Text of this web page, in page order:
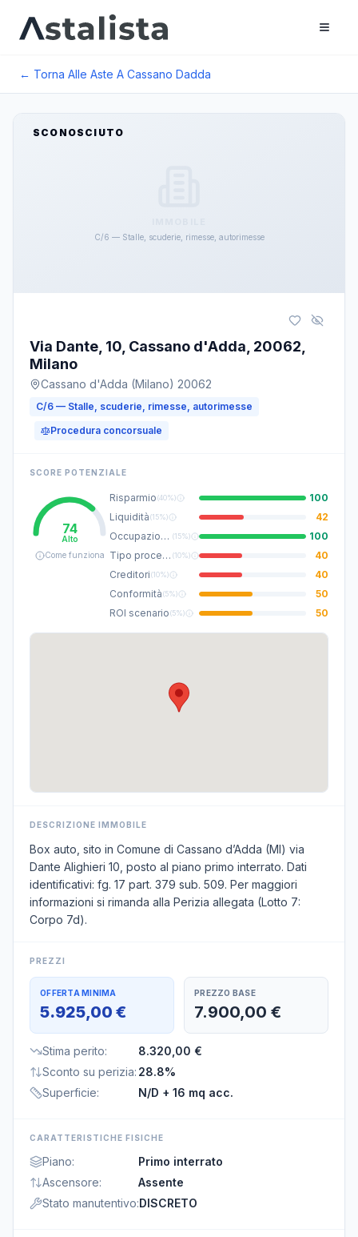
← Torna Alle Aste A Cassano Dadda
C/6 — Stalle, scuderie, rimesse, autorimesse
SCONOSCIUTO
Via Dante, 10, Cassano d'Adda, 20062,
Milano
Cassano d'Adda (Milano) 20062
C/6 — Stalle, scuderie, rimesse, autorimesse
Procedura concorsuale
SCORE POTENZIALE
74
Alto
Come funziona
Risparmio(40%)
100
Liquidità(15%)
42
Occupazione (15%)
100
Tipo procedura (10%)
40
Creditori(10%)
40
Conformità(5%)
50
ROI scenario(5%) 50
DESCRIZIONE IMMOBILE
Box auto, sito in Comune di Cassano d’Adda (MI) via
Dante Alighieri 10, posto al piano primo interrato. Dati
identificativi: fg. 17 part. 379 sub. 509. Per maggiori
informazioni si rimanda alla Perizia allegata (Lotto 7:
Corpo 7d).
PREZZI
OFFERTA MINIMA
5.925,00 €
PREZZO BASE
7.900,00 €
Stima perito:
8.320,00 €
Sconto su perizia: 28.8%
Superficie: N/D + 16 mq acc.
CARATTERISTICHE FISICHE
Piano:
Primo interrato
Ascensore:
Assente
Stato manutentivo:DISCRETO